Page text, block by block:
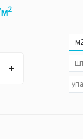
м2
+